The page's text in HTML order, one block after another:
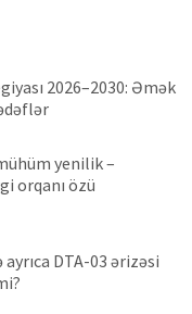
2026–2030: Əmək
yenilik –
orqanı özü
DTA-03 ərizəsi